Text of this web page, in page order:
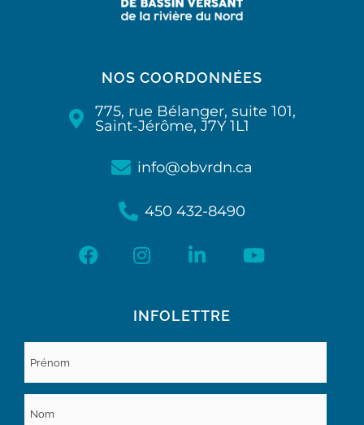
NOS COORDONNÉES
775, rue Bélanger, suite 101,
Saint-Jérôme, J7Y 1L1
info@obvrdn.ca
450 432-8490
INFOLETTRE